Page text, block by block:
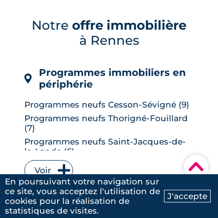
Ma recherche Contactez-nous
▾
possible, risque de décote, limites du
DPE, atout du neuf : ce qu'il faut savoir
avant d'acheter ou de revendre.
Notre offre immobilière
à Rennes
Programmes immobiliers en
périphérie
Programmes neufs Cesson-Sévigné (9)
Programmes neufs Thorigné-Fouillard
(7)
Programmes neufs Saint-Jacques-de-
la-Lande (6)
Programmes neufs Vitré (6)
Programmes neufs Bruz (5)
Programmes neufs L' Hermitage (5)
Programmes neufs Le Rheu (5)
Voir
Programmes immobiliers en
centre-ville
En poursuivant votre navigation sur
ce site, vous acceptez l'utilisation de
cookies pour la réalisation de
statistiques de visites.
J'accepte